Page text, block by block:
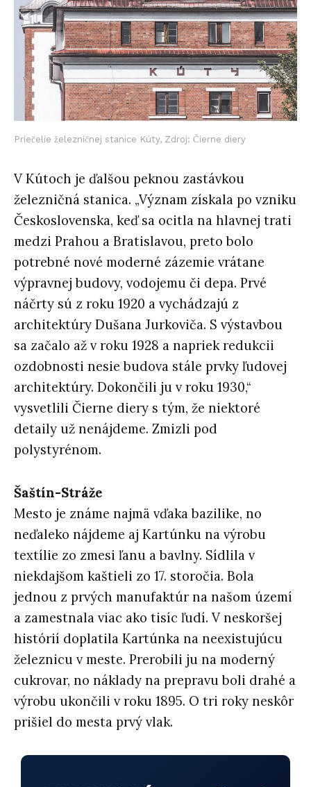
Priečelie železničnej stanice Kúty, Zdroj: Čierne diery
V Kútoch je ďalšou peknou zastávkou
železničná stanica. „Význam získala po vzniku
Československa, keď sa ocitla na hlavnej trati
medzi Prahou a Bratislavou, preto bolo
potrebné nové moderné zázemie vrátane
výpravnej budovy, vodojemu či depa. Prvé
náčrty sú z roku 1920 a vychádzajú z
architektúry Dušana Jurkoviča. S výstavbou
sa začalo až v roku 1928 a napriek redukcii
ozdobnosti nesie budova stále prvky ľudovej
architektúry. Dokončili ju v roku 1930,“
vysvetlili Čierne diery s tým, že niektoré
detaily už nenájdeme. Zmizli pod
polystyrénom.
Šaštín-Stráže
Mesto je známe najmä vďaka bazilike, no
neďaleko nájdeme aj Kartúnku na výrobu
textílie zo zmesi ľanu a bavlny. Sídlila v
niekdajšom kaštieli zo 17. storočia. Bola
jednou z prvých manufaktúr na našom území
a zamestnala viac ako tisíc ľudí. V neskoršej
histórií doplatila Kartúnka na neexistujúcu
železnicu v meste. Prerobili ju na moderný
cukrovar, no náklady na prepravu boli drahé a
výrobu ukončili v roku 1895. O tri roky neskôr
prišiel do mesta prvý vlak.